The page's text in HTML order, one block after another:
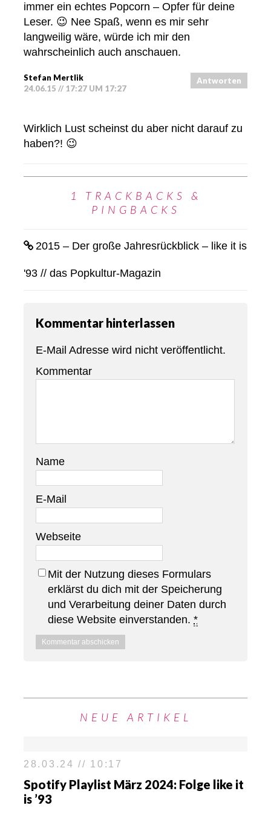
immer ein echtes Popcorn – Opfer für deine
Leser. 😉 Nee Spaß, wenn es mir sehr
langweilig wäre, würde ich mir den
wahrscheinlich auch anschauen.
Stefan Mertlik
24.06.15 // 17:27 UM 17:27
Antworten
Wirklich Lust scheinst du aber nicht darauf zu
haben?! 😉
1 TRACKBACKS &
PINGBACKS
2015 – Der große Jahresrückblick – like it is
'93 // das Popkultur-Magazin
Kommentar hinterlassen
E-Mail Adresse wird nicht veröffentlicht.
Kommentar
Name
E-Mail
Webseite
Mit der Nutzung dieses Formulars
erklärst du dich mit der Speicherung
und Verarbeitung deiner Daten durch
diese Website einverstanden. *
NEUE ARTIKEL
28.03.24 // 10:17
Spotify Playlist März 2024: Folge like it
is ’93